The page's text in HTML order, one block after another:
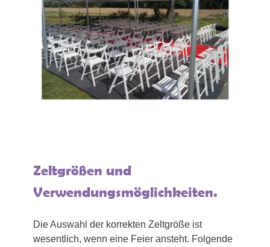
Zeltgrößen und
Verwendungsmöglichkeiten.
Die Auswahl der korrekten Zeltgröße ist
wesentlich, wenn eine Feier ansteht. Folgende